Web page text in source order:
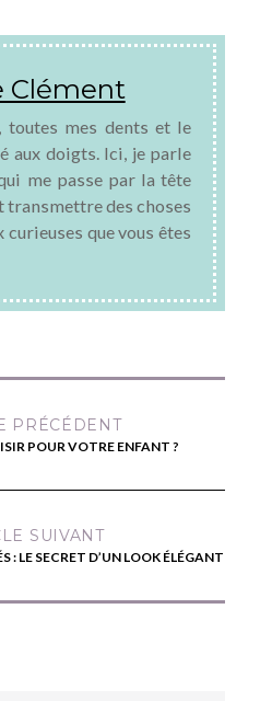
Clément
toutes mes dents et le
aux doigts. Ici, je parle
me passe par la tête
transmettre des choses
curieuses que vous êtes
PRÉCÉDENT
POUR VOTRE ENFANT ?
SUIVANT
: LE SECRET D’UN LOOK ÉLÉGANT